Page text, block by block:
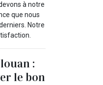
à notre
que nous
Notre
:
le bon